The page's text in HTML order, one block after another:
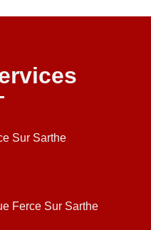
Sur Sarthe
Ferce Sur Sarthe